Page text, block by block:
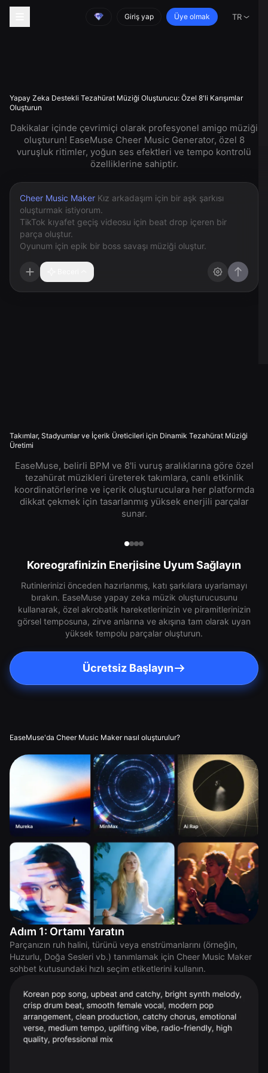
Giriş yap Üye olmak TR
Yapay Zeka Destekli Tezahürat Müziği Oluşturucu: Özel 8'li Karışımlar
Oluşturun
Dakikalar içinde çevrimiçi olarak profesyonel amigo müziği
oluşturun! EaseMuse Cheer Music Generator, özel 8
vuruşluk ritimler, yoğun ses efektleri ve tempo kontrolü
özelliklerine sahiptir.
Cheer Music Maker
Takımlar, Stadyumlar ve İçerik Üreticileri için Dinamik Tezahürat Müziği
Üretimi
EaseMuse, belirli BPM ve 8'li vuruş aralıklarına göre özel
tezahürat müzikleri üreterek takımlara, canlı etkinlik
koordinatörlerine ve içerik oluşturuculara her platformda
dikkat çekmek için tasarlanmış yüksek enerjili parçalar
sunar.
Koreografinizin Enerjisine Uyum Sağlayın
Rutinlerinizi önceden hazırlanmış, katı şarkılara uyarlamayı
bırakın. EaseMuse yapay zeka müzik oluşturucusunu
kullanarak, özel akrobatik hareketlerinizin ve piramitlerinizin
görsel temposuna, zirve anlarına ve akışına tam olarak uyan
yüksek tempolu parçalar oluşturun.
Ücretsiz Başlayın
EaseMuse'da Cheer Music Maker nasıl oluşturulur?
Adım 1: Ortamı Yaratın
Parçanızın ruh halini, türünü veya enstrümanlarını (örneğin,
Huzurlu, Doğa Sesleri vb.) tanımlamak için Cheer Music Maker
sohbet kutusundaki hızlı seçim etiketlerini kullanın.